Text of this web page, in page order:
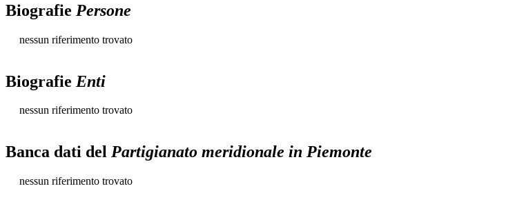
Biografie Persone
nessun riferimento trovato
Biografie Enti
nessun riferimento trovato
Banca dati del Partigianato meridionale in Piemonte
nessun riferimento trovato